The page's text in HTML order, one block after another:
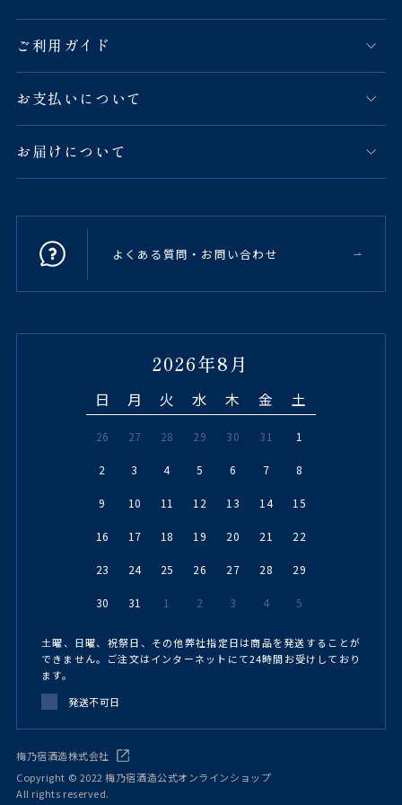
ご利用ガイド
お支払いについて
お届けについて
よくある質問・お問い合わせ
2026年8月
日 月 火 水 木 金 土
26 27 28 29 30 31 1
2 3 4 5 6 7 8
9 10 11 12 13 14 15
16 17 18 19 20 21 22
23 24 25 26 27 28 29
30 31 1 2 3 4 5
土曜、日曜、祝祭日、その他弊社指定日は商品を発送することが
できません。ご注文はインターネットにて24時間お受けしており
ます。
発送不可日
梅乃宿酒造株式会社
Copyright © 2022 梅乃宿酒造公式オンラインショップ
All rights reserved.